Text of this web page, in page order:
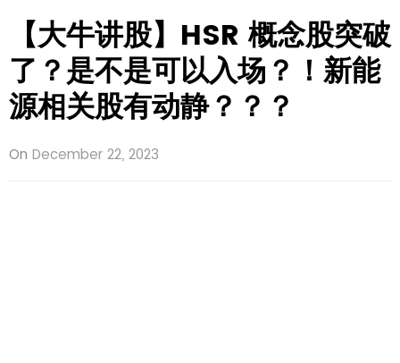
【大牛讲股】HSR 概念股突破
了？是不是可以入场？！新能
源相关股有动静？？？
On December 22, 2023